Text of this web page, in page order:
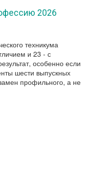
2026
техникума
и 23 - с
особенно если
шести выпускных
профильного, а не